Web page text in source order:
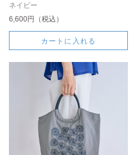
ネイビー
6,600円（税込）
カートに入れる